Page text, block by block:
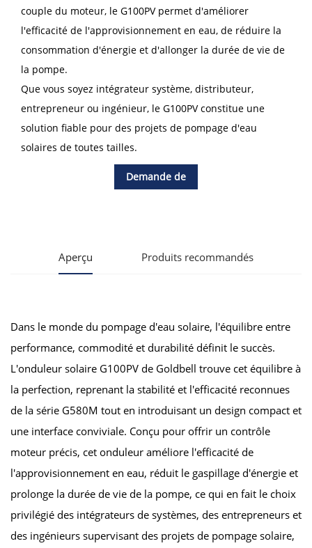
couple du moteur, le G100PV permet d'améliorer
l'efficacité de l'approvisionnement en eau, de réduire la
consommation d'énergie et d'allonger la durée de vie de
la pompe.
Que vous soyez intégrateur système, distributeur,
entrepreneur ou ingénieur, le G100PV constitue une
solution fiable pour des projets de pompage d'eau
solaires de toutes tailles.
Demande de
Aperçu Produits recommandés
Dans le monde du pompage d'eau solaire, l'équilibre entre
performance, commodité et durabilité définit le succès.
L'onduleur solaire G100PV de Goldbell trouve cet équilibre à
la perfection, reprenant la stabilité et l'efficacité reconnues
de la série G580M tout en introduisant un design compact et
une interface conviviale. Conçu pour offrir un contrôle
moteur précis, cet onduleur améliore l'efficacité de
l'approvisionnement en eau, réduit le gaspillage d'énergie et
prolonge la durée de vie de la pompe, ce qui en fait le choix
privilégié des intégrateurs de systèmes, des entrepreneurs et
des ingénieurs supervisant des projets de pompage solaire,